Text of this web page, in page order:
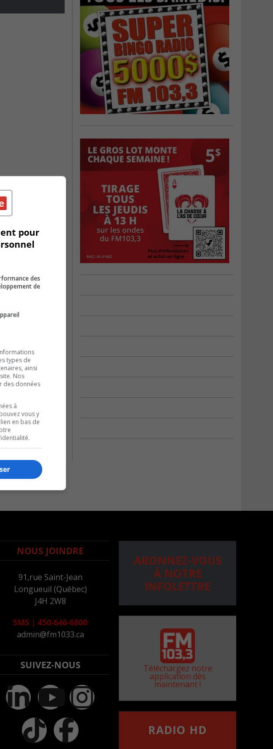
NOUS JOINDRE
91,rue Saint-Jean
Longueuil (Québec)
J4H 2W8
SMS | 450-646-6800
admin@fm1033.ca
SUIVEZ-NOUS
ABONNEZ-VOUS
À NOTRE
INFOLETTRE
Téléchargez notre
application dès
maintenant !
RADIO HD
pour
des
de
types de
ainsi
Nos
des données
à
vous y
en bas de